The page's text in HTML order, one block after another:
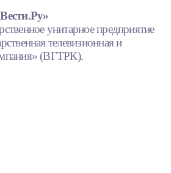
унитарное предприятие
телевизионная и
(ВГТРК).